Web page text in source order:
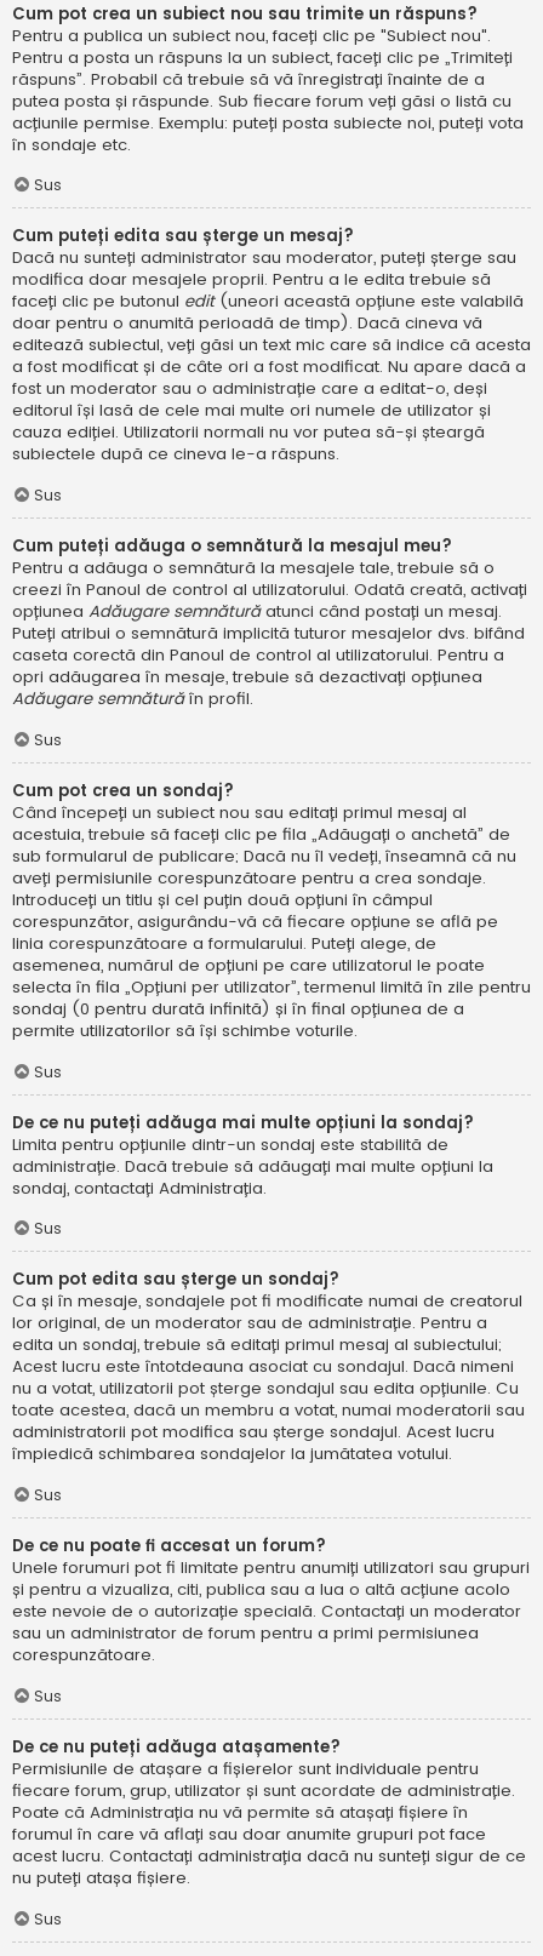
Cum pot crea un subiect nou sau trimite un răspuns?
Pentru a publica un subiect nou, faceți clic pe "Subiect nou".
Pentru a posta un răspuns la un subiect, faceți clic pe „Trimiteți
răspuns”. Probabil că trebuie să vă înregistrați înainte de a
putea posta și răspunde. Sub fiecare forum veți găsi o listă cu
acțiunile permise. Exemplu: puteți posta subiecte noi, puteți vota
în sondaje etc.
Sus
Cum puteți edita sau șterge un mesaj?
Dacă nu sunteți administrator sau moderator, puteți șterge sau
modifica doar mesajele proprii. Pentru a le edita trebuie să
faceți clic pe butonul edit (uneori această opțiune este valabilă
doar pentru o anumită perioadă de timp). Dacă cineva vă
editează subiectul, veți găsi un text mic care să indice că acesta
a fost modificat și de câte ori a fost modificat. Nu apare dacă a
fost un moderator sau o administrație care a editat-o, deși
editorul își lasă de cele mai multe ori numele de utilizator și
cauza ediției. Utilizatorii normali nu vor putea să-și șteargă
subiectele după ce cineva le-a răspuns.
Sus
Cum puteți adăuga o semnătură la mesajul meu?
Pentru a adăuga o semnătură la mesajele tale, trebuie să o
creezi în Panoul de control al utilizatorului. Odată creată, activați
opțiunea Adăugare semnăturăatunci când postați un mesaj.
Puteți atribui o semnătură implicită tuturor mesajelor dvs. bifând
caseta corectă din Panoul de control al utilizatorului. Pentru a
opri adăugarea în mesaje, trebuie să dezactivați opțiunea
Adăugare semnăturăîn profil.
Sus
Cum pot crea un sondaj?
Când începeți un subiect nou sau editați primul mesaj al
acestuia, trebuie să faceți clic pe fila „Adăugați o anchetă” de
sub formularul de publicare; Dacă nu îl vedeți, înseamnă că nu
aveți permisiunile corespunzătoare pentru a crea sondaje.
Introduceți un titlu și cel puțin două opțiuni în câmpul
corespunzător, asigurându-vă că fiecare opțiune se află pe
linia corespunzătoare a formularului. Puteți alege, de
asemenea, numărul de opțiuni pe care utilizatorul le poate
selecta în fila „Opțiuni per utilizator”, termenul limită în zile pentru
sondaj (0 pentru durată infinită) și în final opțiunea de a
permite utilizatorilor să își schimbe voturile.
Sus
De ce nu puteți adăuga mai multe opțiuni la sondaj?
Limita pentru opțiunile dintr-un sondaj este stabilită de
administrație. Dacă trebuie să adăugați mai multe opțiuni la
sondaj, contactați Administrația.
Sus
Cum pot edita sau șterge un sondaj?
Ca și în mesaje, sondajele pot fi modificate numai de creatorul
lor original, de un moderator sau de administrație. Pentru a
edita un sondaj, trebuie să editați primul mesaj al subiectului;
Acest lucru este întotdeauna asociat cu sondajul. Dacă nimeni
nu a votat, utilizatorii pot șterge sondajul sau edita opțiunile. Cu
toate acestea, dacă un membru a votat, numai moderatorii sau
administratorii pot modifica sau șterge sondajul. Acest lucru
împiedică schimbarea sondajelor la jumătatea votului.
Sus
De ce nu poate fi accesat un forum?
Unele forumuri pot fi limitate pentru anumiți utilizatori sau grupuri
și pentru a vizualiza, citi, publica sau a lua o altă acțiune acolo
este nevoie de o autorizație specială. Contactați un moderator
sau un administrator de forum pentru a primi permisiunea
corespunzătoare.
Sus
De ce nu puteți adăuga atașamente?
Permisiunile de atașare a fișierelor sunt individuale pentru
fiecare forum, grup, utilizator și sunt acordate de administrație.
Poate că Administrația nu vă permite să atașați fișiere în
forumul în care vă aflați sau doar anumite grupuri pot face
acest lucru. Contactați administrația dacă nu sunteți sigur de ce
nu puteți atașa fișiere.
Sus